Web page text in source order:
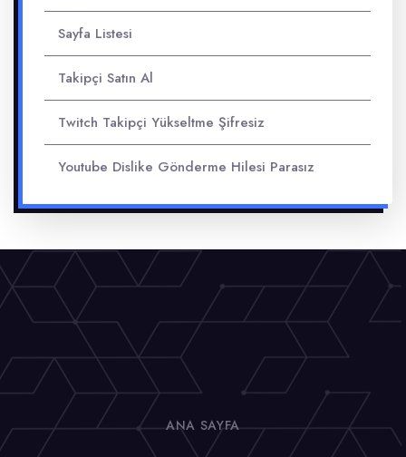
Sayfa Listesi
Takipçi Satın Al
Twitch Takipçi Yükseltme Şifresiz
Youtube Dislike Gönderme Hilesi Parasız
ANA SAYFA